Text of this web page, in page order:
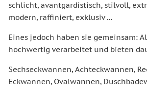
schlicht, avantgardistisch, stilvoll,
modern, raffiniert, exklusiv ...
Eines jedoch haben sie gemeinsam:
hochwertig verarbeitet und bieten
Sechseckwannen, Achteckwannen,
Eckwannen, Ovalwannen,